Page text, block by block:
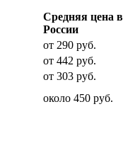
Средняя цена в
России
от 290 руб.
от 442 руб.
от 303 руб.
около 450 руб.